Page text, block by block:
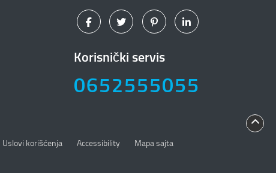
Korisnički servis
0652555055
Uslovi korišćenja Accessibility
Mapa sajta